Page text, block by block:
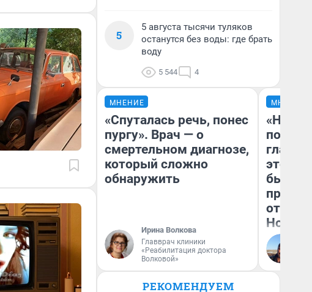
5
5 августа тысячи туляков
останутся без воды: где брать
воду
5 544 4
МНЕНИЕ
«Спуталась речь, понес
пургу». Врач — о
смертельном диагнозе,
который сложно
обнаружить
Ирина Волкова
Главврач клиники
«Реабилитация доктора
Волковой»
МНЕНИЕ
этого
бьет
отзыв
Нолана
РЕКОМЕНДУЕМ